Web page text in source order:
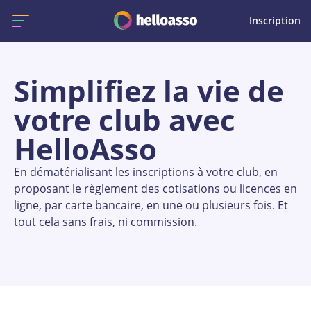
Inscription
Simplifiez la vie de
votre club avec
HelloAsso
En dématérialisant les inscriptions à votre club, en
proposant le règlement des cotisations ou licences en
ligne, par carte bancaire, en une ou plusieurs fois. Et
tout cela sans frais, ni commission.